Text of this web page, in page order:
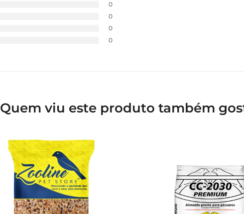
0
0
0
0
Quem viu este produto também